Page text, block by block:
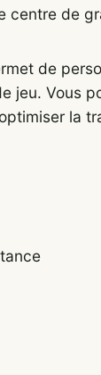
centre de
de
jeu. Vous
la